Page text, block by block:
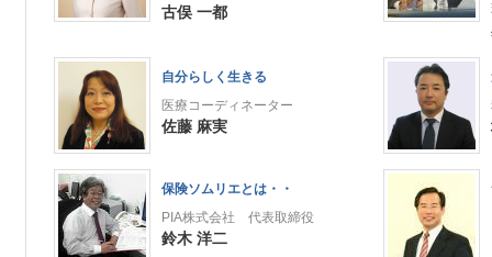
古俣 一都
自分らしく生きる
医療コーディネーター
佐藤 麻実
保険ソムリエとは・・
PIA株式会社 代表取締役
鈴木 洋二